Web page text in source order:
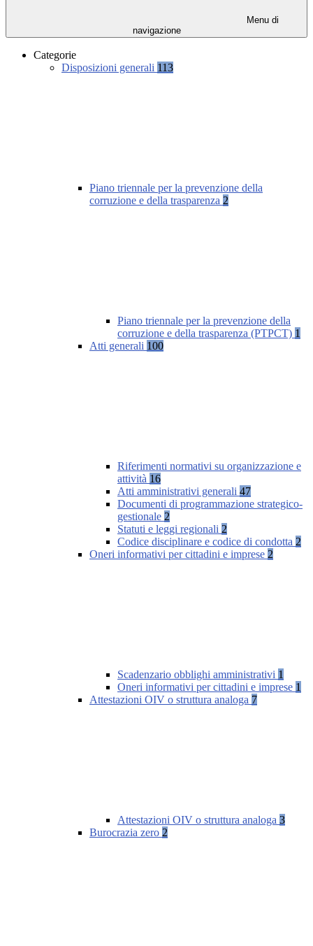
Menu di
navigazione
Categorie
Disposizioni generali 113
Piano triennale per la prevenzione della
corruzione e della trasparenza 2
Piano triennale per la prevenzione della
corruzione e della trasparenza (PTPCT) 1
Atti generali 100
Riferimenti normativi su organizzazione e
attività 16
Atti amministrativi generali 47
Documenti di programmazione strategico-
gestionale 2
Statuti e leggi regionali 2
Codice disciplinare e codice di condotta 2
Oneri informativi per cittadini e imprese 2
Scadenzario obblighi amministrativi 1
Oneri informativi per cittadini e imprese 1
Attestazioni OIV o struttura analoga 7
Attestazioni OIV o struttura analoga 3
Burocrazia zero 2